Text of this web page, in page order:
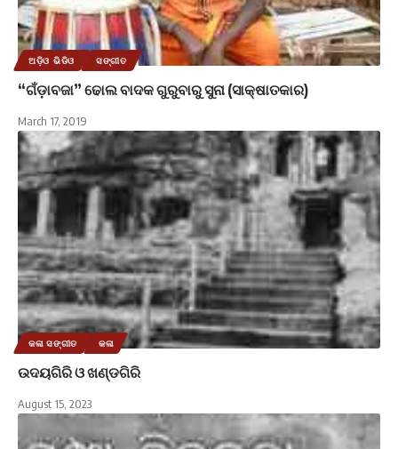
ଅଡ଼ିଓ ଭିଡିଓ ସଙ୍ଗୀତ
“ଗଁଡ଼ାବଜା” ଢୋଲ ବାଦକ ଗୁରୁବାରୁ ସୁନା (ସାକ୍ଷାତକାର)
March 17, 2019
କଳା ସଙ୍ଗୀତ କଳା
ଉଦୟଗିରି ଓ ଖଣ୍ଡଗିରି
August 15, 2023